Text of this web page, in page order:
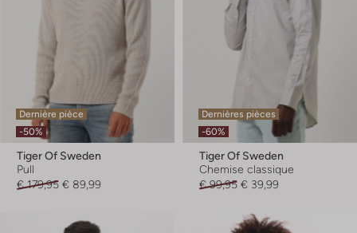
Dernière pièce
-50%
Tiger Of Sweden
Pull
€ 179,95 € 89,99
Dernières pièces
-60%
Tiger Of Sweden
Chemise classique
€ 99,95 € 39,99